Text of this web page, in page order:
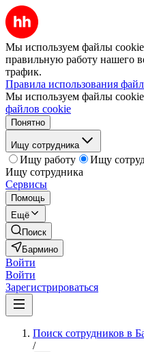
Мы используем файлы
правильную работу нашего
трафик.
Правила использования
Мы используем файлы
файлов cookie
Понятно
Ищу сотрудника
Ищу работу
Ищу
Ищу сотрудника
Сервисы
Помощь
Ещё
Поиск
Бармино
Войти
Войти
Зарегистрироваться
Поиск сотрудников в
/